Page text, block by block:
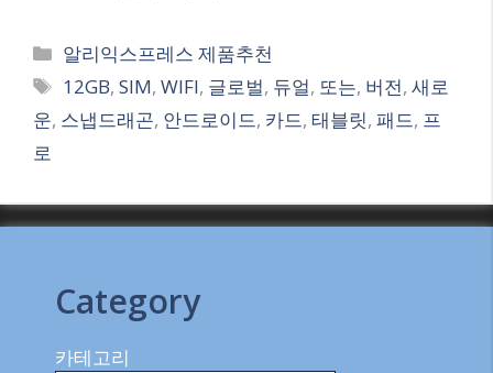
Categories
알리익스프레스 제품추천
Tags
12GB,SIM,WIFI, 글로벌, 듀얼, 또는, 버전,새로
운, 스냅드래곤, 안드로이드, 카드, 태블릿, 패드, 프
로
Category
카테고리